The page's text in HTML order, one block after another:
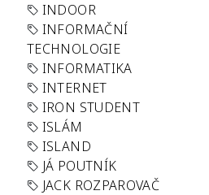
INDOOR
INFORMAČNÍ
TECHNOLOGIE
INFORMATIKA
INTERNET
IRON STUDENT
ISLÁM
ISLAND
JÁ POUTNÍK
JACK ROZPAROVAČ